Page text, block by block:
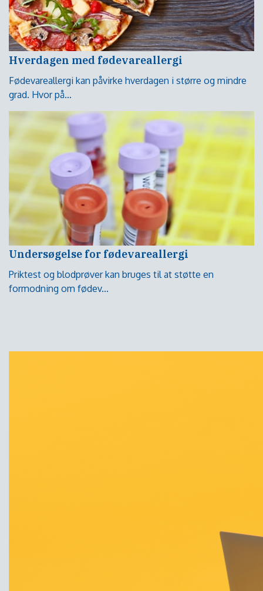
Hverdagen med fødevareallergi
Fødevareallergi kan påvirke hverdagen i større og mindre
grad. Hvor på...
Undersøgelse for fødevareallergi
Priktest og blodprøver kan bruges til at støtte en
formodning om fødev...